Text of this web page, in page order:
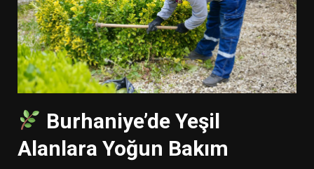
Burhaniye’de Yeşil
Alanlara Yoğun Bakım